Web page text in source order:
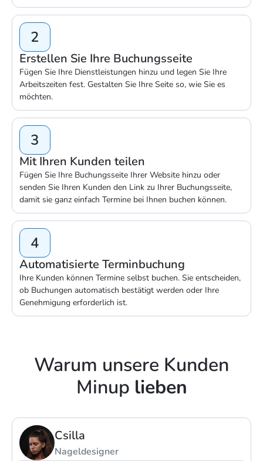
2
Erstellen Sie Ihre Buchungsseite
Fügen Sie Ihre Dienstleistungen hinzu und legen Sie Ihre
Arbeitszeiten fest. Gestalten Sie Ihre Seite so, wie Sie es
möchten.
3
Mit Ihren Kunden teilen
Fügen Sie Ihre Buchungsseite Ihrer Website hinzu oder
senden Sie Ihren Kunden den Link zu Ihrer Buchungsseite,
damit sie ganz einfach Termine bei Ihnen buchen können.
4
Automatisierte Terminbuchung
Ihre Kunden können Termine selbst buchen. Sie entscheiden,
ob Buchungen automatisch bestätigt werden oder Ihre
Genehmigung erforderlich ist.
Warum unsere Kunden
Minup lieben
Andrea
Massagetherapeut